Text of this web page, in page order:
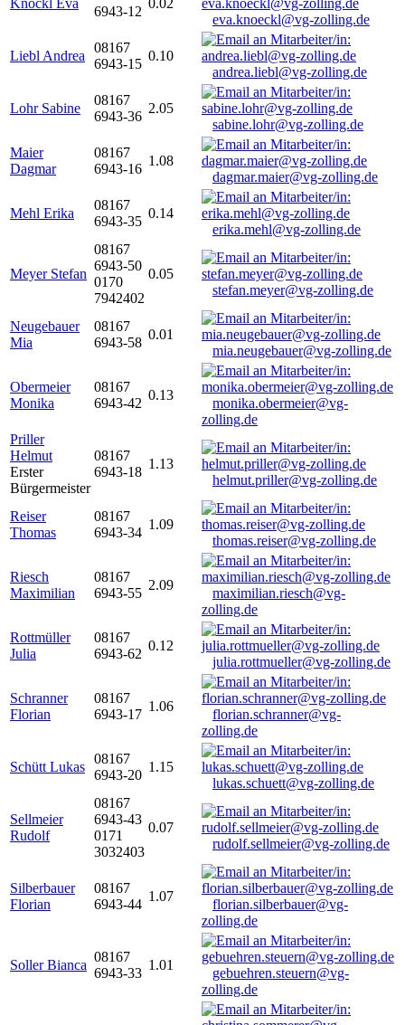
Knöckl Eva
6943-12
0.02
eva.knoeckl@vg-zolling.de
Liebl Andrea
08167
6943-15
0.10
andrea.liebl@vg-zolling.de
Lohr Sabine
08167
6943-36
2.05
sabine.lohr@vg-zolling.de
Maier
Dagmar
08167
6943-16
1.08
dagmar.maier@vg-zolling.de
Mehl Erika
08167
6943-35
0.14
erika.mehl@vg-zolling.de
Meyer Stefan
08167
6943-50
0170
7942402
0.05
stefan.meyer@vg-zolling.de
Neugebauer
Mia
08167
6943-58
0.01
mia.neugebauer@vg-zolling.de
Obermeier
Monika
08167
6943-42
0.13
monika.obermeier@vg-
zolling.de
Priller
Helmut
Erster
Bürgermeister
08167
6943-18
1.13
helmut.priller@vg-zolling.de
Reiser
Thomas
08167
6943-34
1.09
thomas.reiser@vg-zolling.de
Riesch
Maximilian
08167
6943-55
2.09
maximilian.riesch@vg-
zolling.de
Rottmüller
Julia
08167
6943-62
0.12
julia.rottmueller@vg-zolling.de
Schranner
Florian
08167
6943-17
1.06
florian.schranner@vg-
zolling.de
Schütt Lukas
08167
6943-20
1.15
lukas.schuett@vg-zolling.de
Sellmeier
Rudolf
08167
6943-43
0171
3032403
0.07
rudolf.sellmeier@vg-zolling.de
Silberbauer
Florian
08167
6943-44
1.07
florian.silberbauer@vg-
zolling.de
Soller Bianca
08167
6943-33
1.01
gebuehren.steuern@vg-
zolling.de